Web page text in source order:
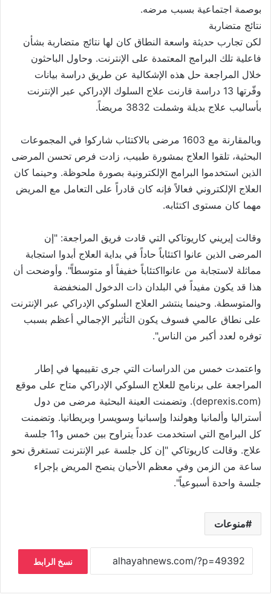
بوصمة اجتماعية بسبب مرضه.
نتائج متضاربة
لكن تجارب حديثة واسعة النطاق كان لها نتائج متضاربة بشأن
فاعلية تلك البرامج المعتمدة على الإنترنت. وحاول الباحثون
خلال المراجعة حل هذه الإشكالية عن طريق دراسة بيانات
وفّرتها 13 دراسة قارنت علاج السلوك الإدراكي عبر الإنترنت
بأساليب علاج بديلة وشملت 3832 مريضاً.
وبالمقارنة مع 1603 مرضى بالاكتئاب شاركوا في المجموعات
البحثية، تلقوا العلاج بمشورة طبيب، زادت فرص تحسن المرضى
الذين استخدموا البرامج الإلكترونية بصورة ملحوظة. وحينما كان
العلاج الإلكتروني فعالاً فإنه كان قادراً على التعامل مع المريض
مهما كان مستوى اكتئابه.
وقالت إيريني كاريوتاكي التي قادت فريق المراجعة: "إن
المرضى الذين عانوا اكتئاباً حاداً في بداية العلاج أبدوا استجابة
مماثلة لاستجابة من عانوااكتئاباً خفيفاً أو متوسطاً". وأوضحت أن
هذا قد يكون مفيداً في البلدان ذات الدخول المنخفضة
والمتوسطة. وحينما ينتشر العلاج السلوكي الإدراكي عبر الإنترنت
على نطاق عالمي فسوف يكون التأثير الإجمالي أعظم بسبب
توفره لعدد أكبر من الناس".
واعتمدت خمس من الدراسات التي جرى تقييمها في إطار
المراجعة على برنامج للعلاج السلوكي الإدراكي متاح على موقع
(deprexis.com). وتضمنت العينة البحثية مرضى من دول
أستراليا وألمانيا وهولندا وإسبانيا وسويسرا وبريطانيا. وتضمنت
كل البرامج التي استخدمت عدداً يتراوح بين خمس و11 جلسة
علاج. وقالت كاريوتاكي "إن كل جلسة عبر الإنترنت تستغرق نحو
ساعة من الزمن وفي معظم الأحيان ينصح المريض بإجراء
جلسة واحدة أسبوعياً".
منوعات
نسخ الرابط